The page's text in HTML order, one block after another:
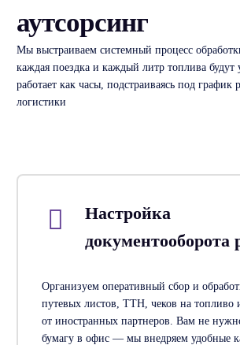
аутсорсинг
Мы выстраиваем системный процесс
каждая поездка и каждый литр топлива
работает как часы, подстраиваясь под
логистики
Настройка
документооборота
Организуем оперативный сбор и
путевых листов, ТТН, чеков на топливо
от иностранных партнеров. Вам не
бумагу в офис — мы внедряем удобные